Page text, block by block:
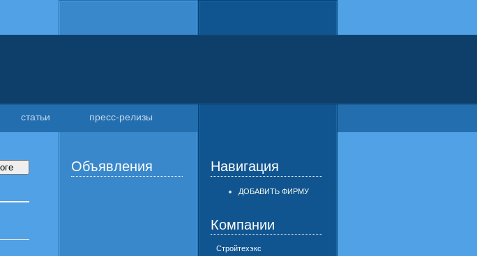
статьи пресс-релизы
Объявления Навигация
ДОБАВИТЬ ФИРМУ
Компании
Стройтехэкс